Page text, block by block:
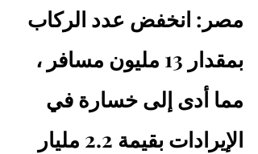
مصر: انخفض عدد الركاب
بمقدار 13 مليون مسافر ،
مما أدى إلى خسارة في
الإيرادات بقيمة 2.2 مليار